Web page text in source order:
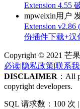
Extension 4.55
mpweixin用户
Extension v2.86
份插件下载+汉
Copyright © 2021 芒
必读|隐私政策|联系我
DISCLAIMER ：All
copyright developers.
SQL 请求数：100 次 |